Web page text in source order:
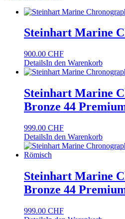
Steinhart Marine
900.00 CHF
DetailsIn den Warenkorb
Steinhart Marine
Bronze 44
999.00 CHF
DetailsIn den Warenkorb
Steinhart Marine
Bronze 44
999.00 CHF